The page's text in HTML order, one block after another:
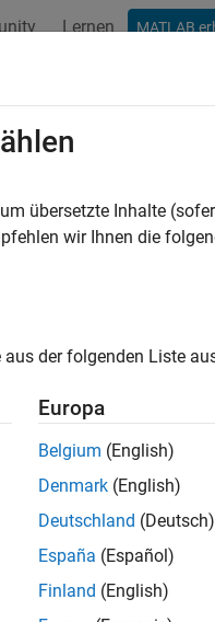
Lernen MATLAB
Sortieren nach
übersetzte Inhalte
wir Ihnen die
der folgenden Liste
Europa
Belgium (English)
Denmark (English)
Deutschland (Deutsch)
España (Español)
Finland (English)